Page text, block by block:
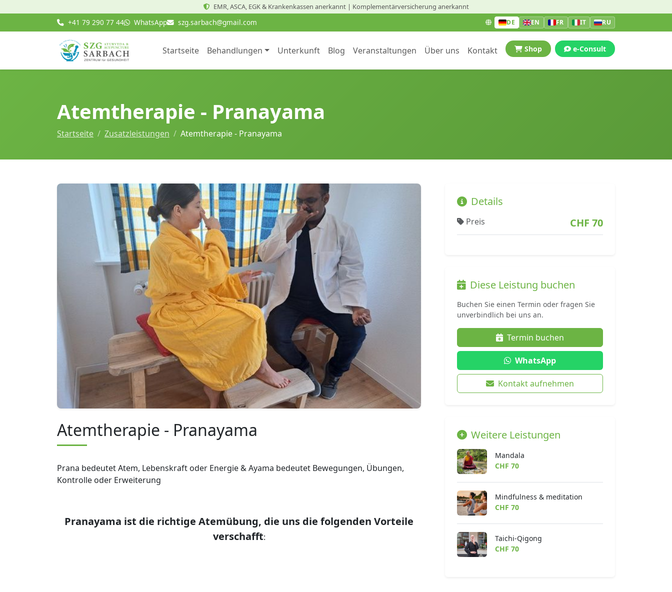
EMR, ASCA, EGK & Krankenkassen anerkannt | Komplementärversicherung anerkannt
+41 79 290 77 44 WhatsApp szg.sarbach@gmail.com DE EN FR IT RU
Startseite Behandlungen Unterkunft Blog Veranstaltungen Über uns Kontakt Shop e-Consult
Atemtherapie - Pranayama
Startseite Zusatzleistungen Atemtherapie - Pranayama
Atemtherapie - Pranayama
Prana bedeutet Atem, Lebenskraft oder Energie & Ayama bedeutet Bewegungen, Übungen,
Kontrolle oder Erweiterung
Pranayama ist die richtige Atemübung, die uns die folgenden Vorteile
verschafft:
Details
Preis CHF 70
Diese Leistung buchen
Buchen Sie einen Termin oder fragen Sie
unverbindlich bei uns an.
Termin buchen
WhatsApp
Kontakt aufnehmen
Weitere Leistungen
Mandala
CHF 70
Mindfulness & meditation
CHF 70
Taichi-Qigong
CHF 70